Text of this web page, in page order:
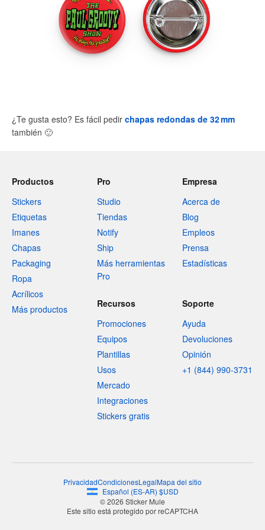
¿Te gusta esto? Es fácil pedir chapas redondas de 32 mm
también 🙂
Productos
Stickers
Etiquetas
Imanes
Chapas
Packaging
Ropa
Acrílicos
Más productos
Pro
Studio
Tiendas
Notify
Ship
Más herramientas
Pro
Empresa
Acerca de
Blog
Empleos
Prensa
Estadísticas
Recursos
Promociones
Equipos
Plantillas
Usos
Mercado
Integraciones
Stickers gratis
Soporte
Ayuda
Devoluciones
Opinión
+1 (844) 990-3731
PrivacidadCondicionesLegalMapa del sitio
Español (ES-AR) $USD
© 2026 Sticker Mule
Este sitio está protegido por reCAPTCHA